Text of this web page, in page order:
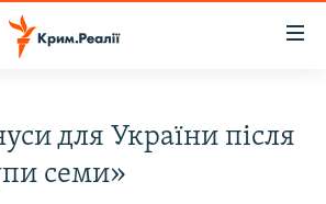
для України після
семи»